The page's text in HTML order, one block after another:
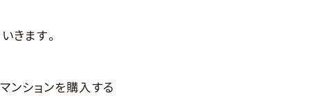
きます。
ンションを購入する